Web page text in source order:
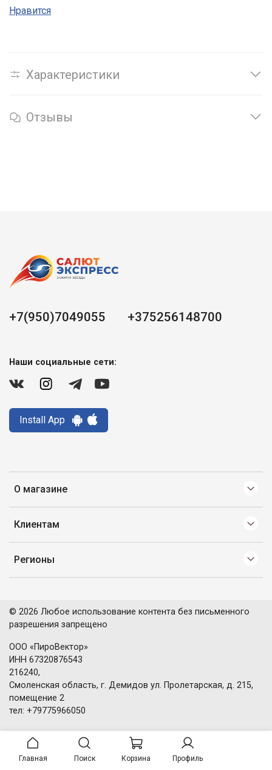
Нравится
Характеристики
Отзывы
О магазине
Клиентам
Регионы
+7(950)7049055 +375256148700
Наши социальные сети:
Install App
© 2026 Любое использование контента без письменного
разрешения запрещено
ООО «ПироВектор»
ИНН 67320876543
216240,
Смоленская область, г. Демидов ул. Пролетарская, д. 215,
помещение 2
тел: +79775966050
Главная Поиск Корзина Профиль